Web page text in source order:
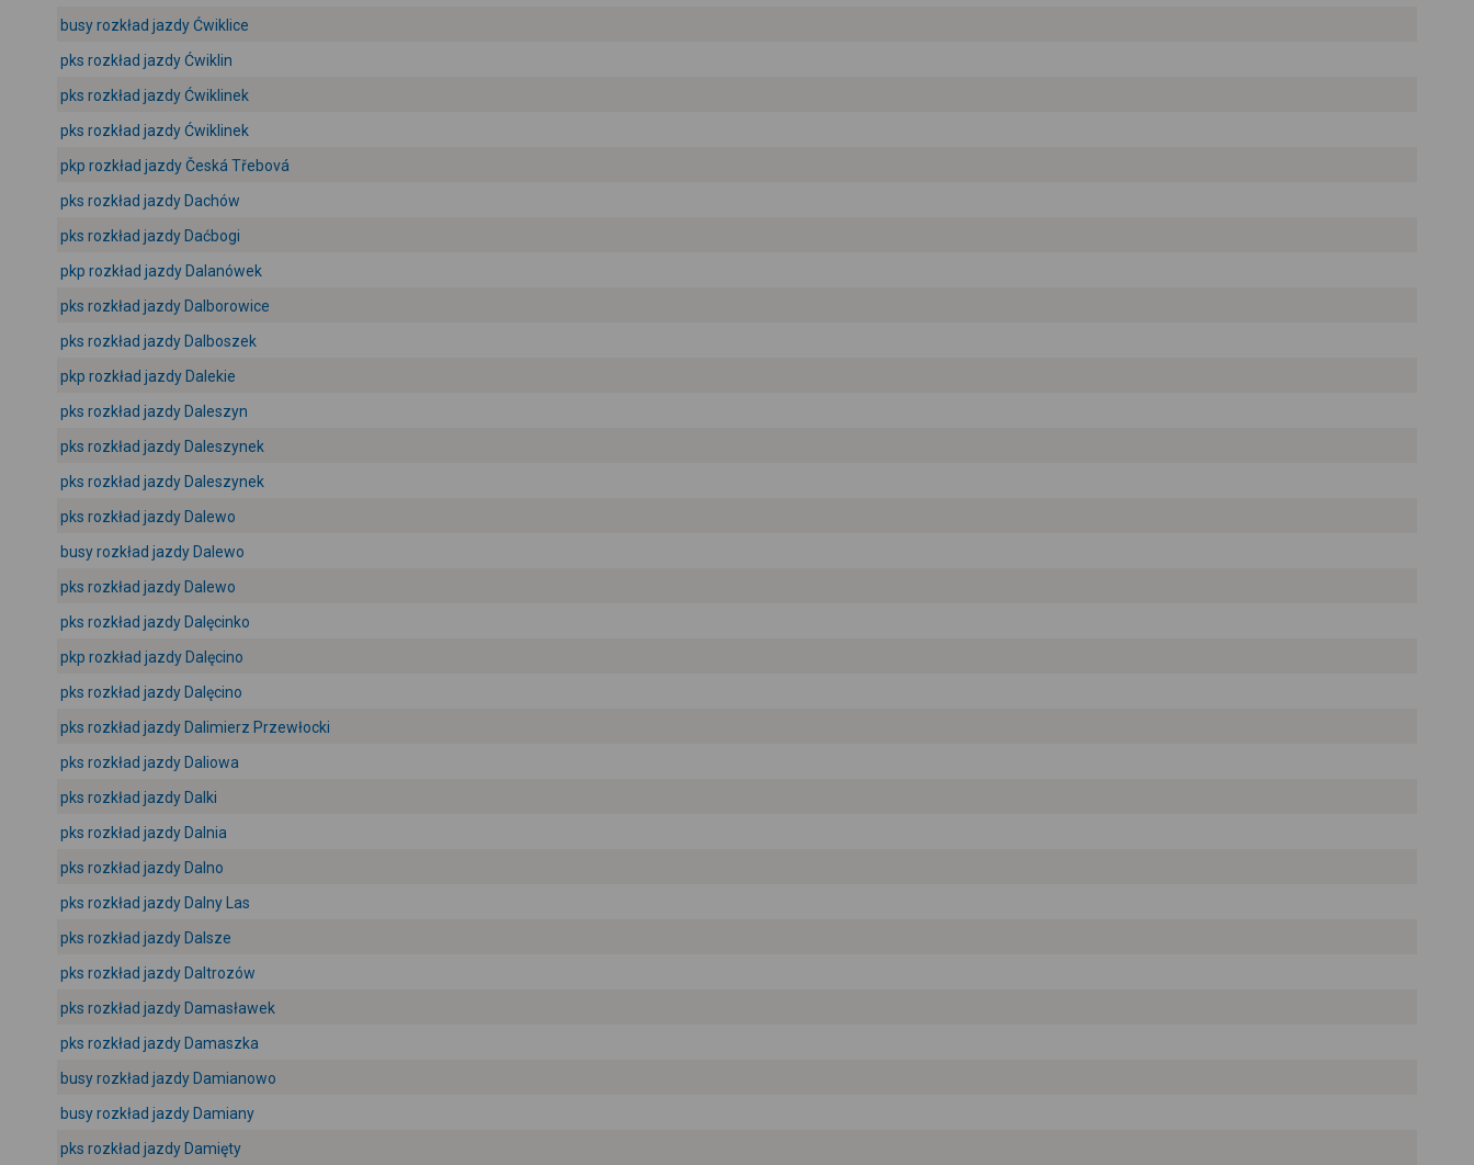
busy rozkład jazdy Ćwiklice
pks rozkład jazdy Ćwiklin
pks rozkład jazdy Ćwiklinek
pks rozkład jazdy Ćwiklinek
pkp rozkład jazdy Česká Třebová
pks rozkład jazdy Dachów
pks rozkład jazdy Daćbogi
pkp rozkład jazdy Dalanówek
pks rozkład jazdy Dalborowice
pks rozkład jazdy Dalboszek
pkp rozkład jazdy Dalekie
pks rozkład jazdy Daleszyn
pks rozkład jazdy Daleszynek
pks rozkład jazdy Daleszynek
pks rozkład jazdy Dalewo
busy rozkład jazdy Dalewo
pks rozkład jazdy Dalewo
pks rozkład jazdy Dalęcinko
pkp rozkład jazdy Dalęcino
pks rozkład jazdy Dalęcino
pks rozkład jazdy Dalimierz Przewłocki
pks rozkład jazdy Daliowa
pks rozkład jazdy Dalki
pks rozkład jazdy Dalnia
pks rozkład jazdy Dalno
pks rozkład jazdy Dalny Las
pks rozkład jazdy Dalsze
pks rozkład jazdy Daltrozów
pks rozkład jazdy Damasławek
pks rozkład jazdy Damaszka
busy rozkład jazdy Damianowo
busy rozkład jazdy Damiany
pks rozkład jazdy Damięty